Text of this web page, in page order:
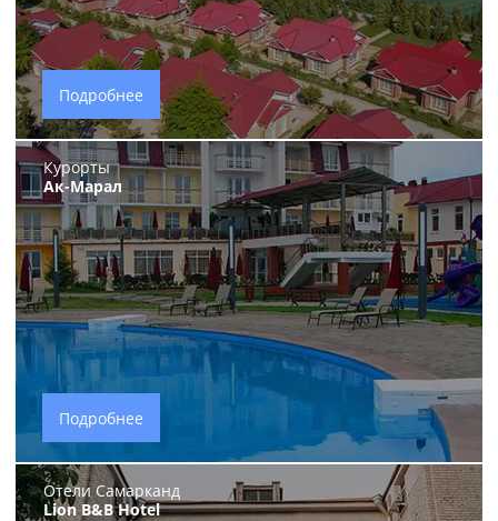
Подробнее
Курорты
Ак-Марал
Подробнее
Отели Самарканд
Lion B&B Hotel